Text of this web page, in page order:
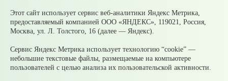
взыскания
05 августаРассчитать налог по прогрессивной шкале
удобнее с помощью онлайн – калькулятора НДФЛ
своих близких?
04 августаСтартовал набор на образовательную
программу «Патриоты» для участников СВО и их семей
Этот сайт использует сервис веб-аналитики Яндекс Метрика,
предоставляемый компанией ООО «ЯНДЕКС», 119021, Россия,
Москва, ул. Л. Толстого, 16 (далее — Яндекс).
Сервис Яндекс Метрика использует технологию “cookie” —
небольшие текстовые файлы, размещаемые на компьютере
пользователей с целью анализа их пользовательской активности.